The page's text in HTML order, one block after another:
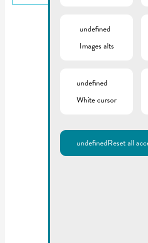
undefined
Images alts
undefined
White cursor
undefinedReset all